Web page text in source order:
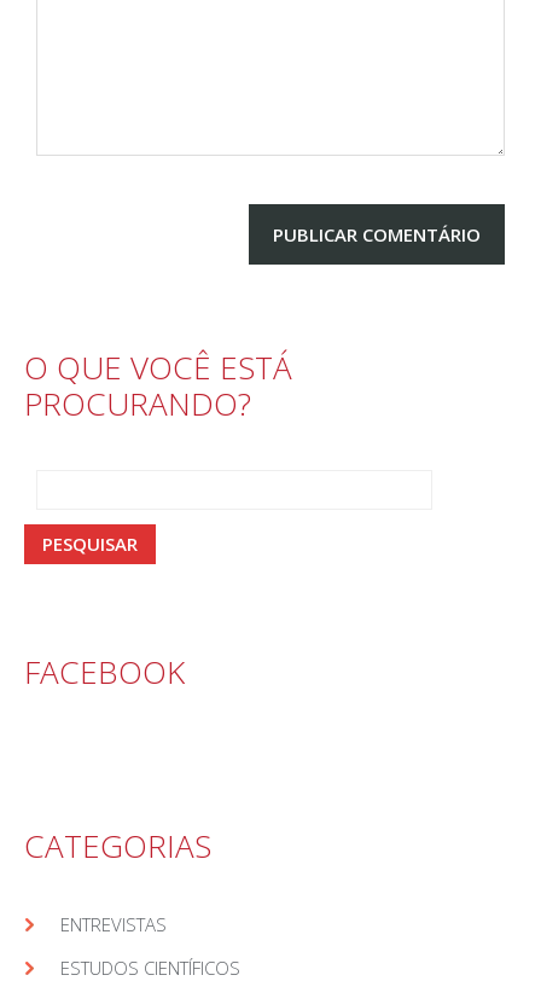
O QUE VOCÊ ESTÁ
PROCURANDO?
FACEBOOK
CATEGORIAS
ENTREVISTAS
ESTUDOS CIENTÍFICOS